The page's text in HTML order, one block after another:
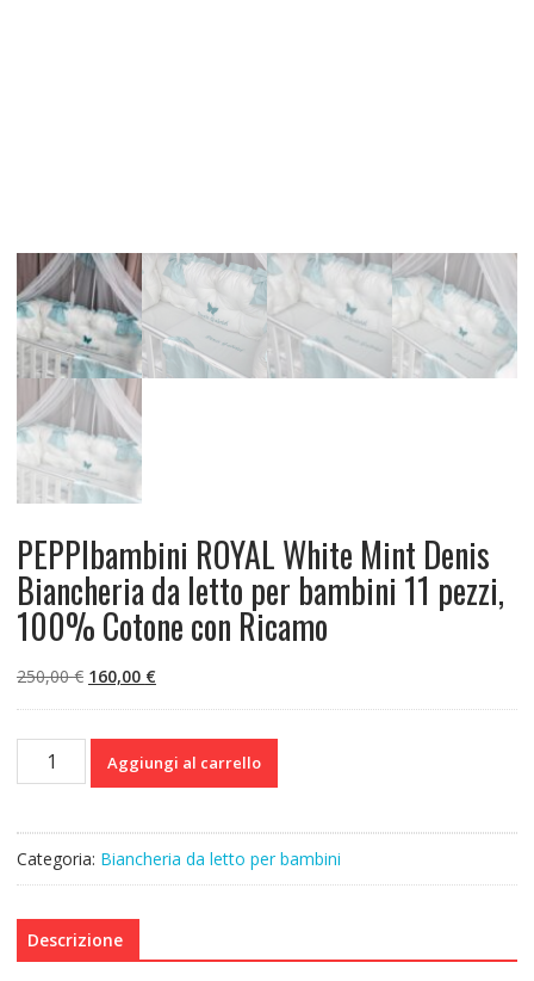
PEPPIbambini ROYAL White Mint Denis
Biancheria da letto per bambini 11 pezzi,
100% Cotone con Ricamo
250,00€ Il
era:
250,00 €.
160,00 €Il
160,00 €.
PEPPIbambini
ROYAL
Mint
Denis
Biancheria
letto
per
Aggiungi al carrello
Categoria: Biancheria da letto per bambini
Descrizione